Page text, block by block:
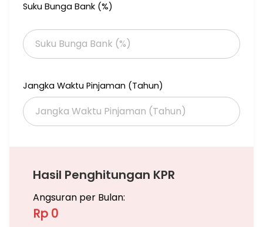
Suku Bunga Bank (%)
Jangka Waktu Pinjaman (Tahun)
Hasil Penghitungan KPR
Angsuran per Bulan:
Rp 0